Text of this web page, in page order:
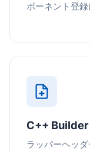
ポーネント登録
C++ Builder
ラッパーヘッ